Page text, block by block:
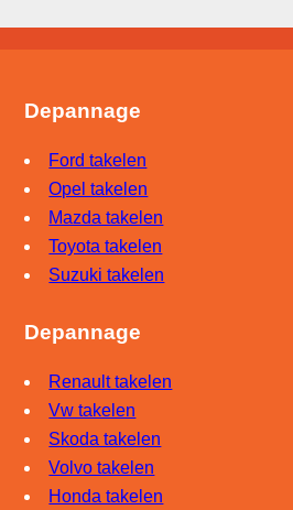
Depannage
Ford takelen
Opel takelen
Mazda takelen
Toyota takelen
Suzuki takelen
Depannage
Renault takelen
Vw takelen
Skoda takelen
Volvo takelen
Honda takelen